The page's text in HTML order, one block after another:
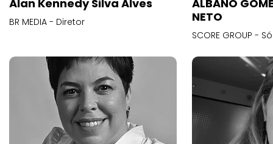
Alan Kennedy Silva Alves
BR MEDIA - Diretor
ALBANO
NETO
SCORE GROUP -